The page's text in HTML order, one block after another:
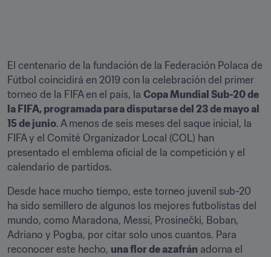
El centenario de la fundación de la Federación Polaca de
Fútbol coincidirá en 2019 con la celebración del primer
torneo de la FIFA en el país, la Copa Mundial Sub-20 de
la FIFA, programada para disputarse del 23 de mayo al
15 de junio. A menos de seis meses del saque inicial, la
FIFA y el Comité Organizador Local (COL) han
presentado el emblema oficial de la competición y el
calendario de partidos.
Desde hace mucho tiempo, este torneo juvenil sub-20
ha sido semillero de algunos los mejores futbolistas del
mundo, como Maradona, Messi, Prosinečki, Boban,
Adriano y Pogba, por citar solo unos cuantos. Para
reconocer este hecho, una flor de azafrán adorna el